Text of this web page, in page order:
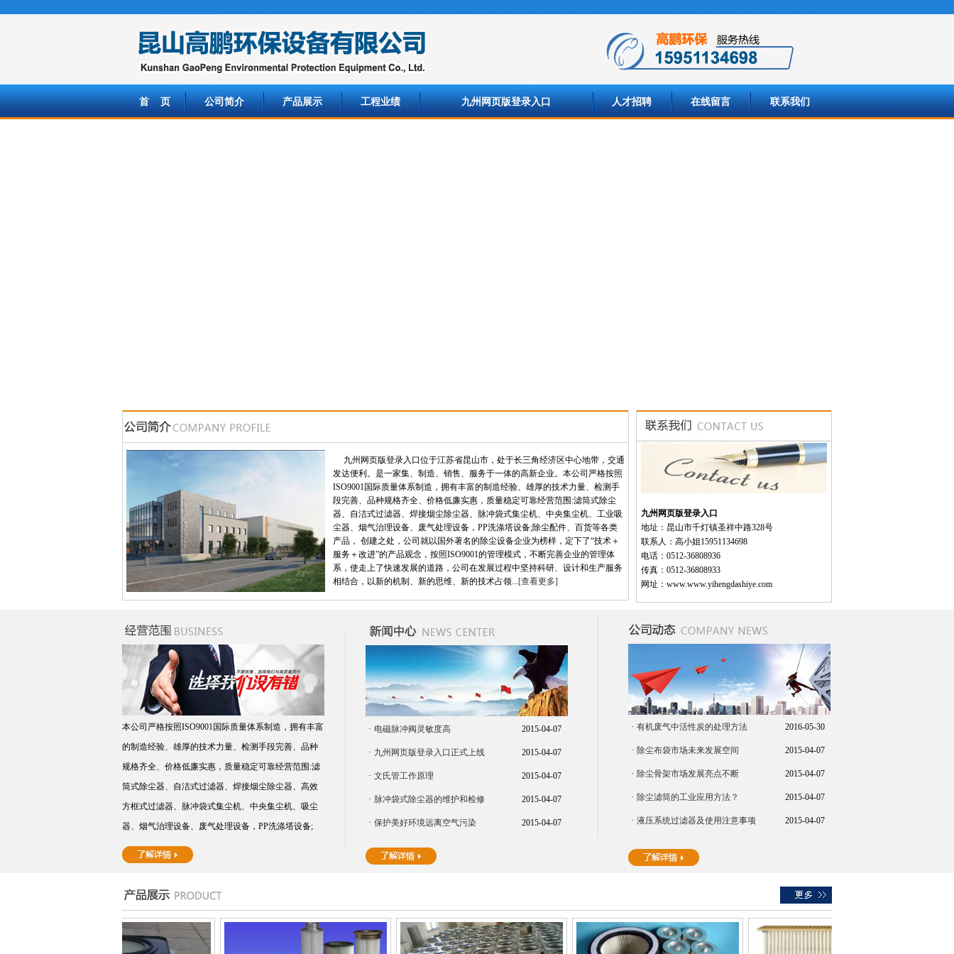
首 页 公司简介 产品展示 工程业绩 九州网页版登录入口 人才招聘 在线留言 联系我们
九州网页版登录入口位于江苏省昆山市，处于长三角经济区中心地带，交通
发达便利。是一家集、制造、销售、服务于一体的高新企业。本公司严格按照
ISO9001国际质量体系制造，拥有丰富的制造经验、雄厚的技术力量、检测手
段完善、品种规格齐全、价格低廉实惠，质量稳定可靠经营范围:滤筒式除尘
器、自洁式过滤器、焊接烟尘除尘器、脉冲袋式集尘机、中央集尘机、工业吸
尘器、烟气治理设备、废气处理设备，PP洗涤塔设备;除尘配件、百货等各类
产品， 创建之处，公司就以国外著名的除尘设备企业为榜样，定下了“技术＋
服务＋改进”的产品观念，按照ISO9001的管理模式，不断完善企业的管理体
系，使走上了快速发展的道路，公司在发展过程中坚持科研、设计和生产服务
相结合，以新的机制、新的思维、新的技术占领...[查看更多]
九州网页版登录入口
地址：昆山市千灯镇圣祥中路328号
联系人：高小姐15951134698
电话：0512-36808936
传真：0512-36808933
网址：www.www.yihengdashiye.com
本公司严格按照ISO9001国际质量体系制造，拥有丰富
的制造经验、雄厚的技术力量、检测手段完善、品种
规格齐全、价格低廉实惠，质量稳定可靠经营范围:滤
筒式除尘器、自洁式过滤器、焊接烟尘除尘器、高效
方框式过滤器、脉冲袋式集尘机、中央集尘机、吸尘
器、烟气治理设备、废气处理设备，PP洗涤塔设备;
· 电磁脉冲阀灵敏度高 2015-04-07
· 九州网页版登录入口正式上线 2015-04-07
· 文氏管工作原理 2015-04-07
· 脉冲袋式除尘器的维护和检修 2015-04-07
· 保护美好环境远离空气污染 2015-04-07
· 有机废气中活性炭的处理方法 2016-05-30
· 除尘布袋市场未来发展空间 2015-04-07
· 除尘骨架市场发展亮点不断 2015-04-07
· 除尘滤筒的工业应用方法？ 2015-04-07
· 液压系统过滤器及使用注意事项 2015-04-07